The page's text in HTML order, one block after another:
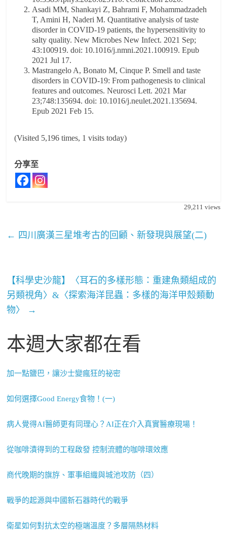
Asadi MM, Shankayi Z, Bahrami F, Mohammadzadeh
T, Amini H, Naderi M. Quantitative analysis of taste
disorder in COVID-19 patients, the hypersensitivity to
salty quality. New Microbes New Infect. 2021 Sep;
43:100919. doi: 10.1016/j.nmni.2021.100919. Epub
2021 Jul 17.
Mastrangelo A, Bonato M, Cinque P. Smell and taste
disorders in COVID-19: From pathogenesis to clinical
features and outcomes. Neurosci Lett. 2021 Mar
23;748:135694. doi: 10.1016/j.neulet.2021.135694.
Epub 2021 Feb 15.
(Visited 5,196 times, 1 visits today)
分享至
29,211 views
← 四川廣漢三星堆考古的回顧、新發現與展望(二)
【科學史沙龍】〈耳石的多樣形態：重建魚類組成的
另類視角〉&〈探索海洋昆蟲：多樣的海洋甲殼類動
物〉
→
本週大家都在看
加一點鹽巴，讓沙士變瘋狂的祕密
如何選擇Good Energy食物！(一)
病人覺得AI醫師更有同理心？AI正在介入真實醫療現場！
從咖啡漬得到的工程啟發 控制流體的咖啡環效應
商代晚期的旗斿、軍事組織與城池攻防（四）
戰爭的起源與中國新石器時代的戰爭
衛星如何對抗太空的極端溫度？多層隔熱材料